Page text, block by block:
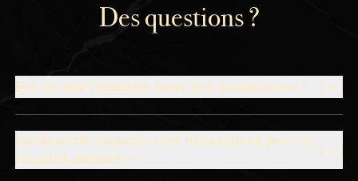
Des questions ?
Est-ce que l'épilation laser est douloureuse ?
Combien de séances sont nécessaires pour un
résultat définitif ?